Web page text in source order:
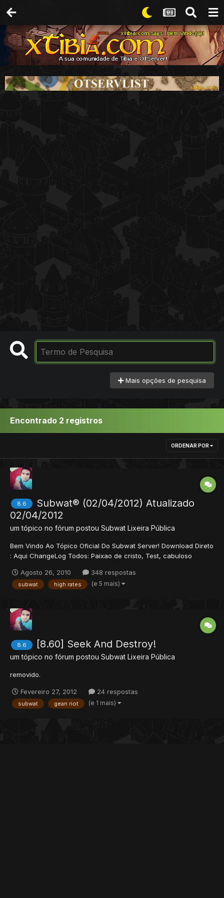
Mais opções de pesquisa
Encontrado 2 registros
ORDENAR POR
8.6
Subwat® (02/04/2012) Atualizado
02/04/2012
um tópico no fórum postou Subwat Lixeira Pública
Bem Vindo Ao Tópico Oficial Do Subwat Server! Download Direto
: Aqui ChangeLog Todos: Paixao de cristo, Test, cabuloso
fdp,morre fdp,utani vip Hur,utani sonic hur,utani fresno
Hur,utevo ma...
Agosto 26, 2010 348 respostas
subwat high rates (e 5 mais)
8.6 [8.60] Seek And Destroy!
um tópico no fórum postou Subwat Lixeira Pública
removido.
Fevereiro 27, 2012 24 respostas
subwat gean riot (e 1 mais)